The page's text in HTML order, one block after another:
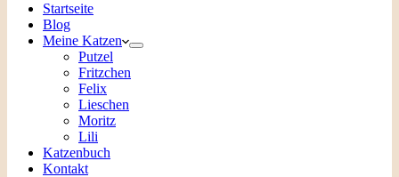
Startseite
Blog
Meine Katzen
Putzel
Fritzchen
Felix
Lieschen
Moritz
Lili
Katzenbuch
Kontakt